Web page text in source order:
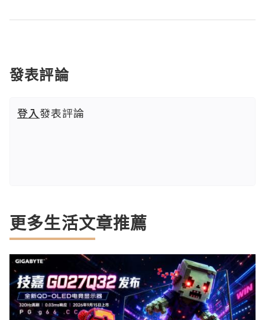
發表評論
登入發表評論
更多生活文章推薦